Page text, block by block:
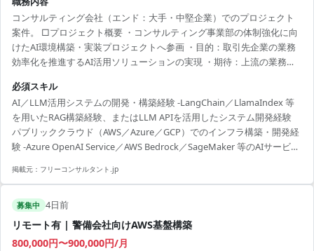
コンサルティング会社（エンド：大手・中堅企業）でのプロジェクト
案件。 □プロジェクト概要 ・コンサルティング事業部の体制強化に向
けたAI環境構築・実装プロジェクトへ参画 ・目的：取引先企業の業務
効率化を推進するAI活用ソリューションの実現 ・期待：上流の業務整
ンサルタントと協働し、AI環境構築から実装まで技術的に推進 □業務
内容 ・AI活用ユースケースの技術的実現性評価 -AIモデル／アーキテク
チャー（RAG／ファインチューニング／API連携／AIエージェント等）
の選定・検証 ・クライアント向けAI環境・データ基盤の構築 -Azure
OpenAI Se...
必須スキル
AI／LLM活用システムの開発・構築経験 -LangChain／LlamaIndex 等
を用いたRAG構築経験、またはLLM APIを活用したシステム開発経験
パブリッククラウド（AWS／Azure／GCP）でのインフラ構築・開発経
験 -Azure OpenAI Service／AWS Bedrock／SageMaker 等のAIサービス
掲載元： フリーコンサルタント.jp
募集中 4日前
リモート有 | 警備会社向けAWS基盤構築
800,000円〜900,000円/月